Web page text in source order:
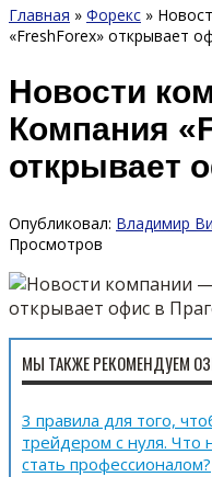
Главная » Форекс »
«FreshForex» открывает
Новости
Компания
открывает
Опубликовал: Владимир
Просмотров
МЫ ТАКЖЕ РЕКОМЕНДУЕМ
3 правила для того,
трейдером с нуля. Что
стать профессионалом?